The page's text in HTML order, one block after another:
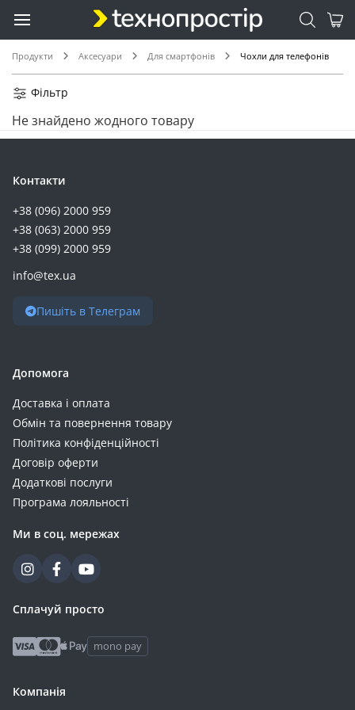
Продукти Аксесуари Для смартфонів Чохли для телефонів
Фільтр
Не знайдено жодного товару
Контакти
+38 (096) 2000 959
+38 (063) 2000 959
+38 (099) 2000 959
info@tex.ua
Пишіть в Телеграм
Допомога
Доставка і оплата
Обмін та повернення товару
Політика конфіденційності
Договір оферти
Додаткові послуги
Програма лояльності
Ми в соц. мережах
Сплачуй просто
mono pay
Компанія